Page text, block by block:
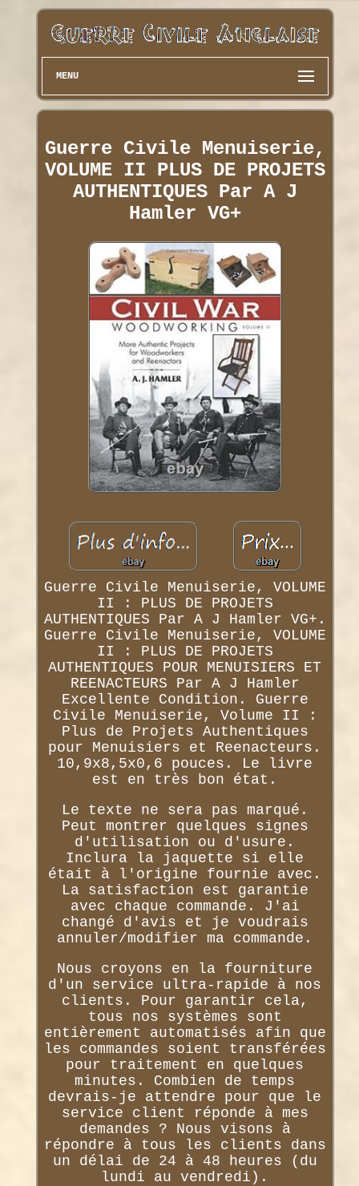
MENU
Guerre Civile Menuiserie,
VOLUME II PLUS DE PROJETS
AUTHENTIQUES Par A J
Hamler VG+
Guerre Civile Menuiserie, VOLUME
II : PLUS DE PROJETS
AUTHENTIQUES Par A J Hamler VG+.
Guerre Civile Menuiserie, VOLUME
II : PLUS DE PROJETS
AUTHENTIQUES POUR MENUISIERS ET
REENACTEURS Par A J Hamler
Excellente Condition. Guerre
Civile Menuiserie, Volume II :
Plus de Projets Authentiques
pour Menuisiers et Reenacteurs.
10,9x8,5x0,6 pouces. Le livre
est en très bon état.
Le texte ne sera pas marqué.
Peut montrer quelques signes
d'utilisation ou d'usure.
Inclura la jaquette si elle
était à l'origine fournie avec.
La satisfaction est garantie
avec chaque commande. J'ai
changé d'avis et je voudrais
annuler/modifier ma commande.
Nous croyons en la fourniture
d'un service ultra-rapide à nos
clients. Pour garantir cela,
tous nos systèmes sont
entièrement automatisés afin que
les commandes soient transférées
pour traitement en quelques
minutes. Combien de temps
devrais-je attendre pour que le
service client réponde à mes
demandes ? Nous visons à
répondre à tous les clients dans
un délai de 24 à 48 heures (du
lundi au vendredi).